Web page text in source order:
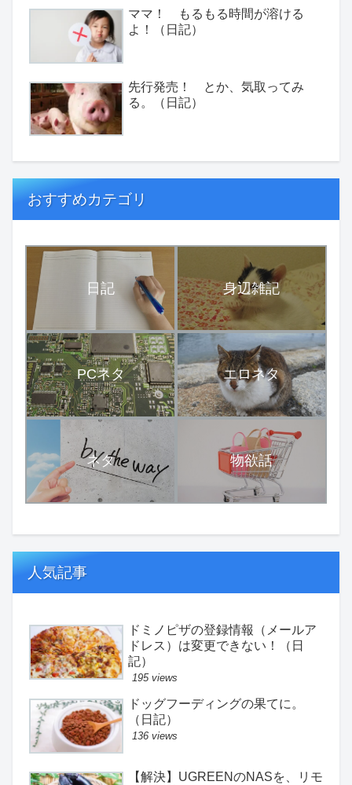
ママ！ もるもる時間が溶ける
よ！（日記）
先行発売！ とか、気取ってみ
る。（日記）
おすすめカテゴリ
日記 身辺雑記
PCネタ エロネタ
ネタ 物欲話
人気記事
ドミノピザの登録情報（メールア
ドレス）は変更できない！（日
記）
195 views
ドッグフーディングの果てに。
（日記）
136 views
【解決】UGREENのNASを、リモ